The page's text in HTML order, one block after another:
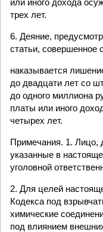
или иного дохода
трех лет.
6. Деяние,
статьи, совершенное
наказывается
до двадцати лет со
до одного миллиона
платы или иного
четырех лет.
Примечания. 1. Лицо,
указанные в
уголовной
2. Для целей
Кодекса под
химические
под влиянием